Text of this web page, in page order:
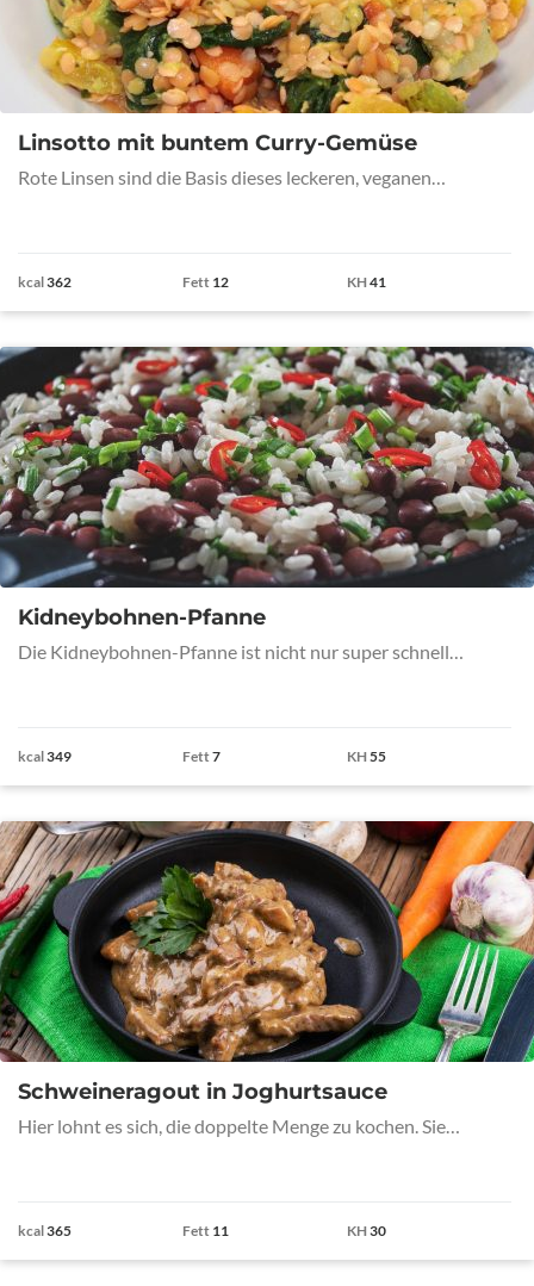
Linsotto mit buntem Curry-Gemüse
Rote Linsen sind die Basis dieses leckeren, veganen…
kcal362 Fett 12 KH41
Kidneybohnen-Pfanne
Die Kidneybohnen-Pfanne ist nicht nur super schnell…
kcal349 Fett7 KH55
Schweineragout in Joghurtsauce
Hier lohnt es sich, die doppelte Menge zu kochen. Sie…
kcal365 Fett 11 KH30